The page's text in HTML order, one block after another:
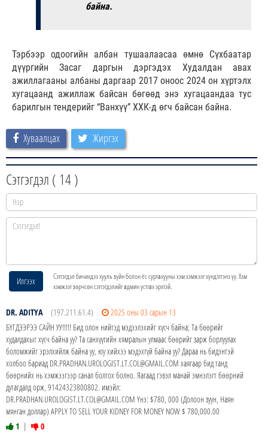
байна.
Тэрбээр одоогийн албан тушаалаасаа өмнө Сүхбаатар
дүүргийн Засаг даргын дэргэдэх Худалдан авах
ажиллагааны албаны даргаар 2017 оноос 2024 он хүртэлх
хугацаанд ажиллаж байсан бөгөөд энэ хугацаандаа тус
барилгын тендерийг “Ванхүү” ХХК-д өгч байсан байна.
Хуваалцах Жиргэх
Сэтгэгдэл ( 14)
Илгээх
Сэтгэгдэл бичихдээ хууль зүйн болон ёс суртахууны хэм хэмжээг хүндэтгэнэ үү. Хэм
хэмжээг зөрчсөн сэтгэгдэлийг админ устгах эрхтэй.
DR. ADITYA (197.211.61.4)
2025 оны 03 сарын 13
БҮГДЭЭРЭЭ САЙН УУ!!!!! Бид олон нийтэд мэдээлэхийг хүсч байна; Та бөөрийг
худалдахыг хүсч байна уу? Та санхүүгийн хямралын улмаас бөөрийг зарж борлуулах
боломжийг эрэлхийлж байна уу, юу хийхээ мэдэхгүй байна уу? Дараа нь бидэнтэй
холбоо бариад DR.PRADHAN.UROLOGIST.LT.COL@GMAIL.COM хаягаар бид танд
бөөрнийх нь хэмжээгээр санал болгох болно. Яагаад гэвэл манай эмнэлэгт бөөрний
дутагдалд орж, 91424323800802. имэйл:
DR.PRADHAN.UROLOGIST.LT.COL@GMAIL.COM Yнэ: $780, 000 (Долоон зуун, Наян
мянган доллар) APPLY TO SELL YOUR KIDNEY FOR MONEY NOW $ 780,000.00
1 | 0